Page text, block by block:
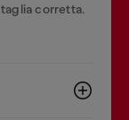
corretta.